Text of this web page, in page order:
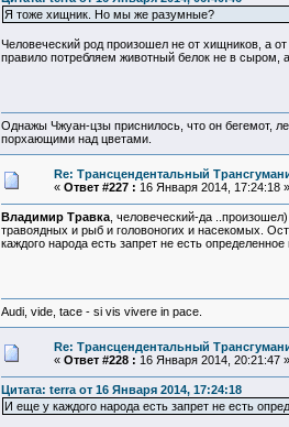
Я тоже хищник. Но мы же разумные?
Человеческий род произошел не от хищников, а
правило потребляем животный белок не в сыром,
Однажы Чжуан-цзы приснилось, что он бегемот,
порхающими над цветами.
Re: Трансцендентальный
« Ответ #227 : 16 Января 2014, 17:24:18 »
Владимир Травка, человеческий-да
травоядных и рыб и головоногих и насекомых.
каждого народа есть запрет не есть
Audi, vide, tace - si vis vivere in pace.
Re: Трансцендентальный
« Ответ #228 : 16 Января 2014, 20:21:47 »
Цитата: terra от 16 Января 2014, 17:24:18
И еще у каждого народа есть запрет не есть